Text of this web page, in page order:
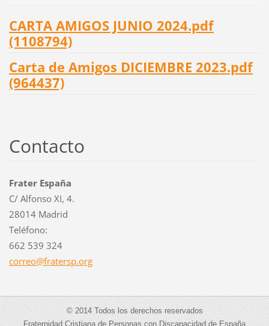
CARTA AMIGOS JUNIO 2024.pdf
(1108794)
Carta de Amigos DICIEMBRE 2023.pdf
(964437)
Contacto
Frater España
C/ Alfonso XI, 4.
28014 Madrid
Teléfono:
662 539 324
correo@fratersp.org
© 2014 Todos los derechos reservados
Fraternidad Cristiana de Personas con Discapacidad de España